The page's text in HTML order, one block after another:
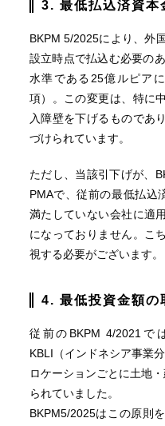
3. 最低払込済資本
BKPM 5/2025により、外
設立時点で払込む必要の
水準である25億ルピア
項）。この変更は、特に
入障壁を下げるものであ
づけられています。
ただし、当該引下げが、
PMAで、従前の最低払込
満たしていない会社に適
になっておりません。こ
視する必要がございます。
4. 最低投資金額の
従前のBKPM 4/2021で
KBLI（インドネシア事業
ロケーションごとに土地
られていました。
BKPM5/2025はこの原則